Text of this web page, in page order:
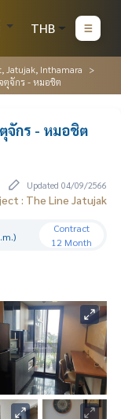
THB
Jatujak, Inthamara
ตุจักร - หมอชิต
จักร - หมอชิต
Updated 04/09/2566
: The Line Jatujak
Contract
12 Month